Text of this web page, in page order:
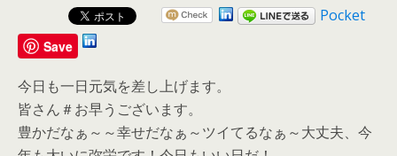
Pocket
Save
今日も一日元気を差し上げます。
皆さん＃お早うございます。
豊かだなぁ～～幸せだなぁ～ツイてるなぁ～大丈夫、今